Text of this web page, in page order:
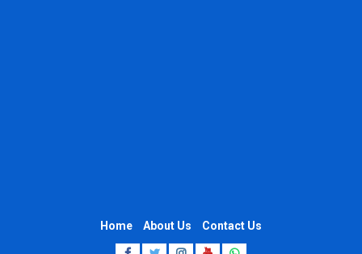
Home About Us Contact Us